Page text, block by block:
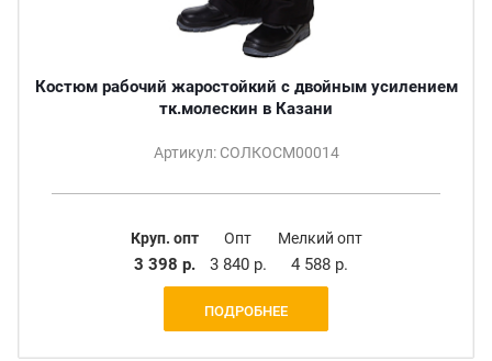
Костюм рабочий жаростойкий с двойным усилением
тк.молескин в Казани
Артикул: СОЛКОСМ00014
Круп. опт
3 398 р.
Опт
3 840 р.
Мелкий опт
4 588 р.
ПОДРОБНЕЕ